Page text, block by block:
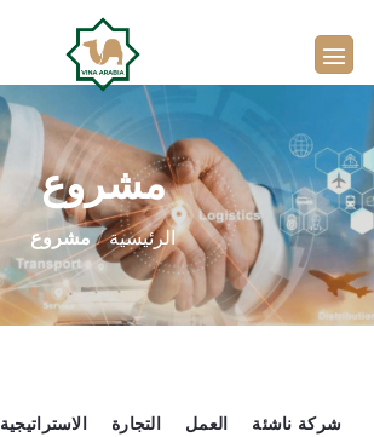
مشروع
الرئيسية / مشروع
الاستراتيجية التجارة العمل شركة ناشئة